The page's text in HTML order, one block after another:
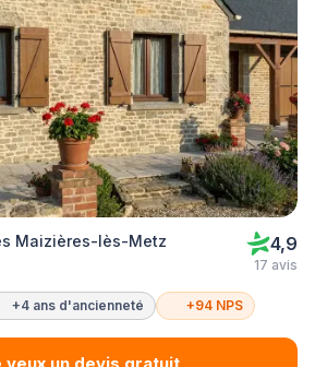
Maizières-lès-Metz 4,9
17 avis
+4 ans d'ancienneté +94 NPS